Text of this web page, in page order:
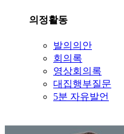
의정활동
발의의안
회의록
영상회의록
대집행부질문
5분 자유발언